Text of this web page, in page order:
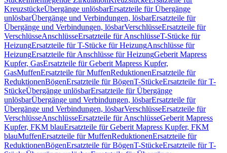
KreuzstückeÜbergänge unlösbarErsatzteile für Übergänge
unlösbarÜbergänge und Verbindungen, lösbarErsatzteile für
Übergänge und Verbindungen, lösbarVerschlüsseErsatzteile für
VerschlüsseAnschlüsseErsatzteile für AnschlüsseT-Stücke für
HeizungErsatzteile für T-Stücke für HeizungAnschlüsse für
HeizungErsatzteile für Anschlüsse für HeizungGeberit Mapress
Kupfer, GasErsatzteile für Geberit Mapress Kupfer,
GasMuffenErsatzteile für MuffenReduktionenErsatzteile für
ReduktionenBögenErsatzteile für BögenT-StückeErsatzteile für T-
StückeÜbergänge unlösbarErsatzteile für Übergänge
unlösbarÜbergänge und Verbindungen, lösbarErsatzteile für
Übergänge und Verbindungen, lösbarVerschlüsseErsatzteile für
VerschlüsseAnschlüsseErsatzteile für AnschlüsseGeberit Mapress
Kupfer, FKM blauErsatzteile für Geberit Mapress Kupfer, FKM
blauMuffenErsatzteile für MuffenReduktionenErsatzteile für
ReduktionenBögenErsatzteile für BögenT-StückeErsatzteile für T-